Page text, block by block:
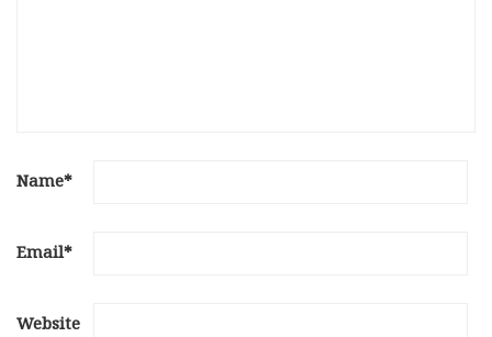
Name*
Email*
Website